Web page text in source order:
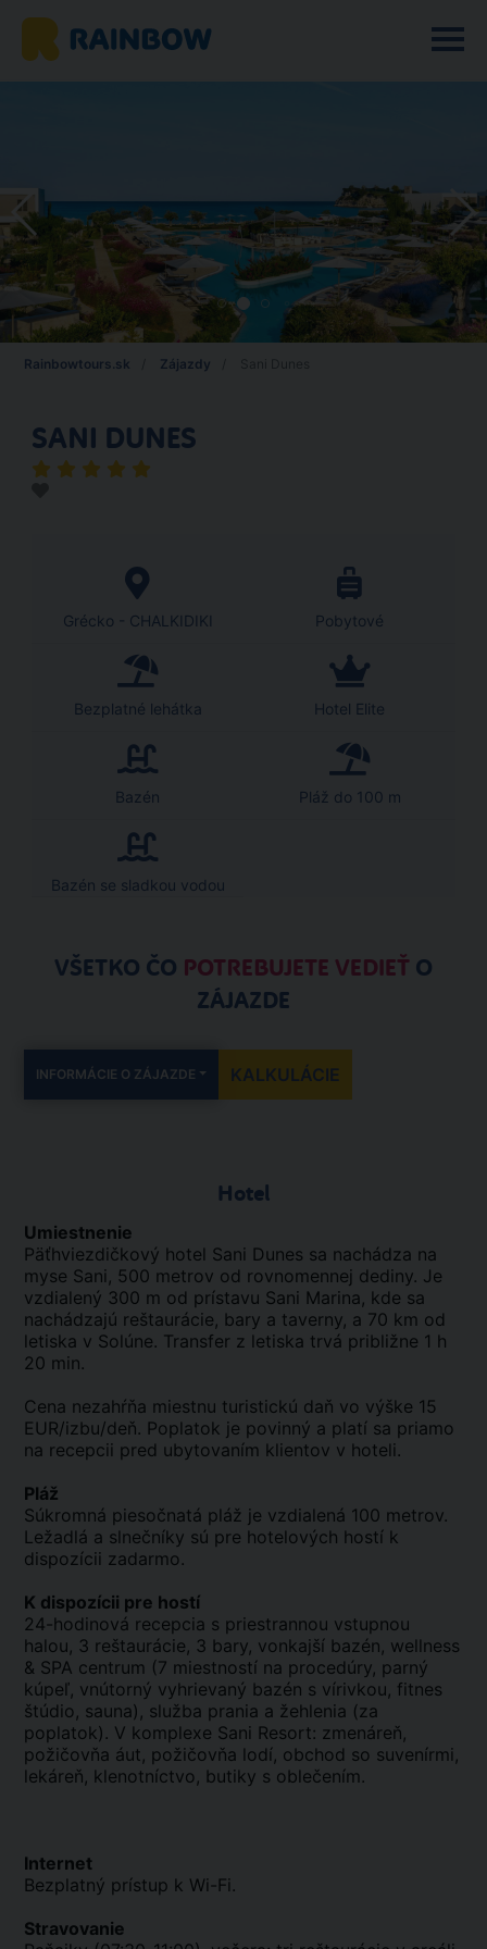
Rainbowtours.sk Zájazdy
SANI DUNES
Grécko - CHALKIDIKI Pobytové
Bezplatné lehátka Hotel Elite
Bazén Pláž do 100 m
Bazén se sladkou vodou
VŠETKO ČO POTREBUJETE VEDIEŤ O
ZÁJAZDE
INFORMÁCIE O ZÁJAZDE KALKULÁCIE
Hotel
Umiestnenie
Päťhviezdičkový hotel Sani Dunes sa nachádza na
myse Sani, 500 metrov od rovnomennej dediny. Je
vzdialený 300 m od prístavu Sani Marina, kde sa
nachádzajú reštaurácie, bary a taverny, a 70 km od
letiska v Solúne. Transfer z letiska trvá približne 1 h
20 min.
Cena nezahŕňa miestnu turistickú daň vo výške 15
EUR/izbu/deň. Poplatok je povinný a platí sa priamo
na recepcii pred ubytovaním klientov v hoteli.
Pláž
Súkromná piesočnatá pláž je vzdialená 100 metrov.
Ležadlá a slnečníky sú pre hotelových hostí k
dispozícii zadarmo.
K dispozícii pre hostí
24-hodinová recepcia s priestrannou vstupnou
halou, 3 reštaurácie, 3 bary, vonkajší bazén, wellness
& SPA centrum (7 miestností na procedúry, parný
kúpeľ, vnútorný vyhrievaný bazén s vírivkou, fitnes
štúdio, sauna), služba prania a žehlenia (za
poplatok). V komplexe Sani Resort: zmenáreň,
požičovňa áut, požičovňa lodí, obchod so suvenírmi,
lekáreň, klenotníctvo, butiky s oblečením.
Internet
Bezplatný prístup k Wi-Fi.
Stravovanie